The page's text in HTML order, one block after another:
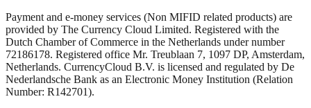
Payment and e-money services (Non MIFID related products) are
provided by The Currency Cloud Limited. Registered with the
Dutch Chamber of Commerce in the Netherlands under number
72186178. Registered office Mr. Treublaan 7, 1097 DP, Amsterdam,
Netherlands. CurrencyCloud B.V. is licensed and regulated by De
Nederlandsche Bank as an Electronic Money Institution (Relation
Number: R142701).